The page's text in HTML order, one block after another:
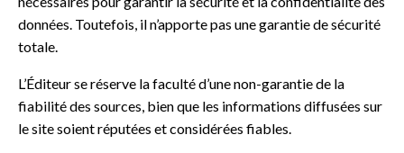
données. Toutefois, il n’apporte pas une garantie de sécurité
totale.
L’Éditeur se réserve la faculté d’une non-garantie de la
fiabilité des sources, bien que les informations diffusées sur
le site soient réputées et considérées fiables.